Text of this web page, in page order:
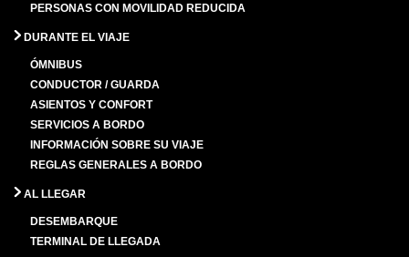
PERSONAS CON MOVILIDAD REDUCIDA
DURANTE EL VIAJE
ÓMNIBUS
CONDUCTOR / GUARDA
ASIENTOS Y CONFORT
SERVICIOS A BORDO
INFORMACIÓN SOBRE SU VIAJE
REGLAS GENERALES A BORDO
AL LLEGAR
DESEMBARQUE
TERMINAL DE LLEGADA